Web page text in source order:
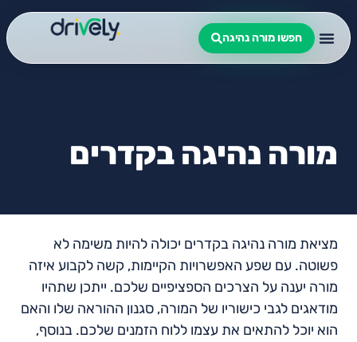
חפשו מורה נהיגה
מורה נהיגה בקדרים
מציאת מורה נהיגה בקדרים יכולה להיות משימה לא
פשוטה. עם שפע האפשרויות הקיימות, קשה לקבוע איזה
מורה יענה על הצרכים הספציפיים שלכם. ייתכן שתהיו
מודאגים לגבי כישוריו של המורה, סגנון ההוראה שלו והאם
הוא יוכל להתאים את עצמו ללוח הזמנים שלכם. בנוסף,